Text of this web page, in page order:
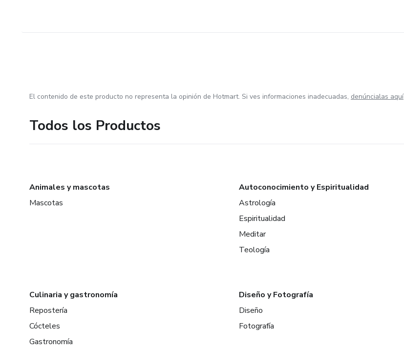
El contenido de este producto no representa la opinión de Hotmart. Si ves informaciones inadecuadas, denúncialas aquí
Todos los Productos
Animales y mascotas
Mascotas
Autoconocimiento y Espiritualidad
Astrología
Espiritualidad
Meditar
Teología
Culinaria y gastronomía
Repostería
Cócteles
Gastronomía
Diseño y Fotografía
Diseño
Fotografía